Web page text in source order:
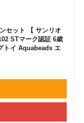
セット 【 サンリオ
STマーク認証 6歳
トイ Aquabeads エ